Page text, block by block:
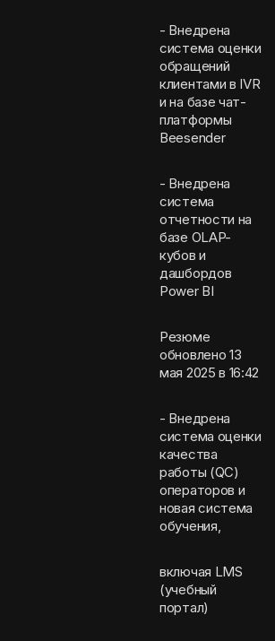
- Внедрена
система оценки
обращений
клиентами в IVR
и на базе чат-
платформы
Beesender
- Внедрена
система
отчетности на
базе OLAP-
кубов и
дашбордов
Power BI
Резюме
обновлено 13
мая 2025 в 16:42
- Внедрена
система оценки
качества
работы (QC)
операторов и
новая система
обучения,
включая LMS
(учебный
портал)